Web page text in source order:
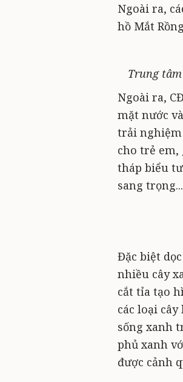
Ngoài ra,
hồ Mắt
Trung
Ngoài ra,
mặt nước
trải nghiệm
cho trẻ
tháp biểu
sang trọng...
Đặc biệt
nhiều cây
cắt tỉa tạo
các loại
sống xanh
phủ xanh
được cảnh